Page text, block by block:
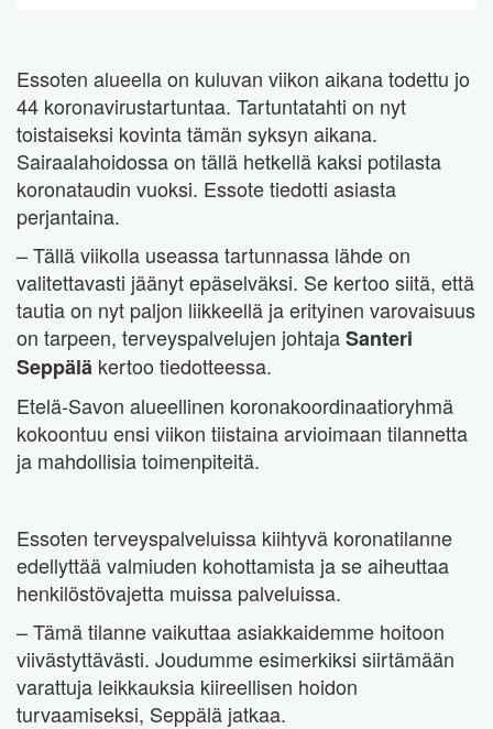
Essoten alueella on kuluvan viikon aikana todettu jo
44 koronavirustartuntaa. Tartuntatahti on nyt
toistaiseksi kovinta tämän syksyn aikana.
Sairaalahoidossa on tällä hetkellä kaksi potilasta
koronataudin vuoksi. Essote tiedotti asiasta
perjantaina.
– Tällä viikolla useassa tartunnassa lähde on
valitettavasti jäänyt epäselväksi. Se kertoo siitä, että
tautia on nyt paljon liikkeellä ja erityinen varovaisuus
on tarpeen, terveyspalvelujen johtajaSanteri
Seppälä kertoo tiedotteessa.
Etelä-Savon alueellinen koronakoordinaatioryhmä
kokoontuu ensi viikon tiistaina arvioimaan tilannetta
ja mahdollisia toimenpiteitä.
Essoten terveyspalveluissa kiihtyvä koronatilanne
edellyttää valmiuden kohottamista ja se aiheuttaa
henkilöstövajetta muissa palveluissa.
– Tämä tilanne vaikuttaa asiakkaidemme hoitoon
viivästyttävästi. Joudumme esimerkiksi siirtämään
varattuja leikkauksia kiireellisen hoidon
turvaamiseksi, Seppälä jatkaa.